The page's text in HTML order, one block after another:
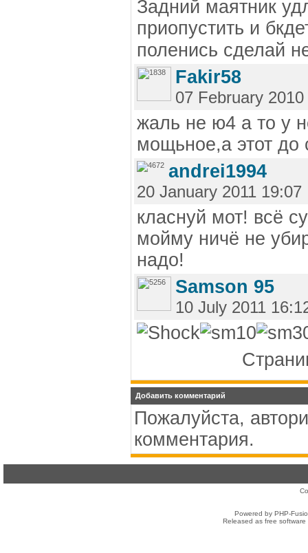
Задний маятник
приопустить и
поленись сделай
Fakir58
07 February
жаль не ю4 а то у
мощьное,а этот до
andrei1994
20 January 2011 19:07
класнуй мот! всё
мойму ничё не
надо!
Samson 95
10 July 2011
Добавить комментарий
Пожалуйста,
комментария.
Powered by PHP-
Released as free